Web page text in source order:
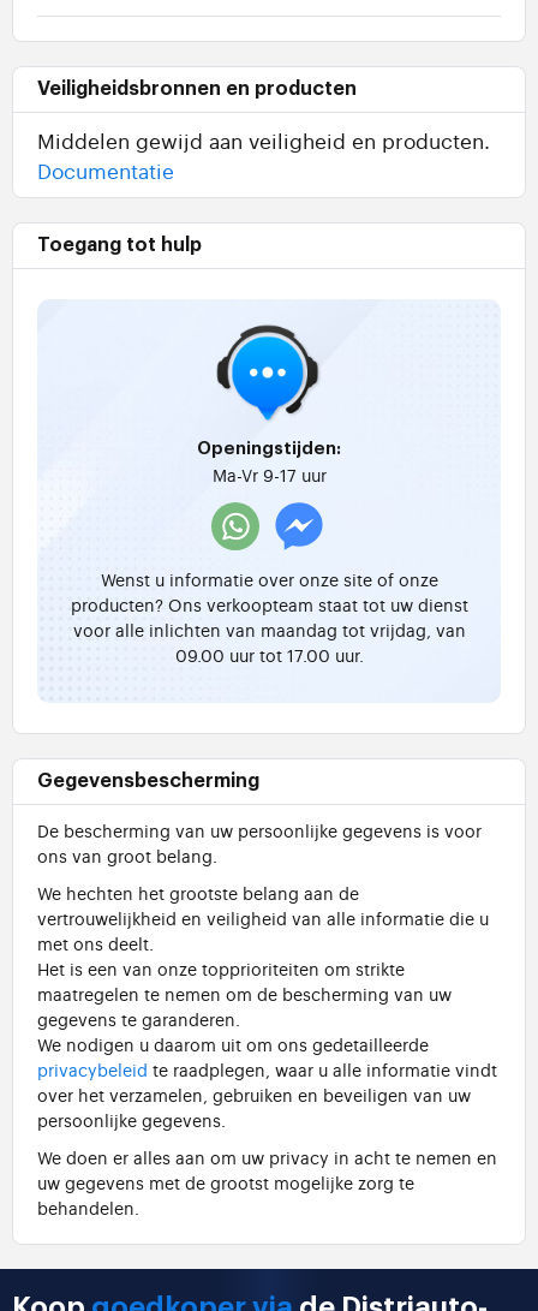
Veiligheidsbronnen en producten
Middelen gewijd aan veiligheid en producten.
Documentatie
Toegang tot hulp
Openingstijden:
Ma-Vr 9-17 uur
Wenst u informatie over onze site of onze
producten? Ons verkoopteam staat tot uw dienst
voor alle inlichten van maandag tot vrijdag, van
09.00 uur tot 17.00 uur.
Gegevensbescherming
De bescherming van uw persoonlijke gegevens is voor
ons van groot belang.
We hechten het grootste belang aan de
vertrouwelijkheid en veiligheid van alle informatie die u
met ons deelt.
Het is een van onze topprioriteiten om strikte
maatregelen te nemen om de bescherming van uw
gegevens te garanderen.
We nodigen u daarom uit om ons gedetailleerde
privacybeleid te raadplegen, waar u alle informatie vindt
over het verzamelen, gebruiken en beveiligen van uw
persoonlijke gegevens.
We doen er alles aan om uw privacy in acht te nemen en
uw gegevens met de grootst mogelijke zorg te
behandelen.